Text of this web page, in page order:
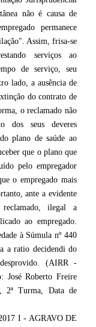
não é causa de
permanece
Assim, frisa-se
serviços ao
de serviço, seu
lado, a ausência de
do contrato de
o reclamado não
dos seus deveres
plano de saúde ao
que o plano que
pelo empregador
o empregado mais
ante a evidente
ilegal a
ao empregado.
à Súmula nº 440
a ratio decidendi do
(AIRR -
José Roberto Freire
2ª Turma, Data de
I - AGRAVO DE